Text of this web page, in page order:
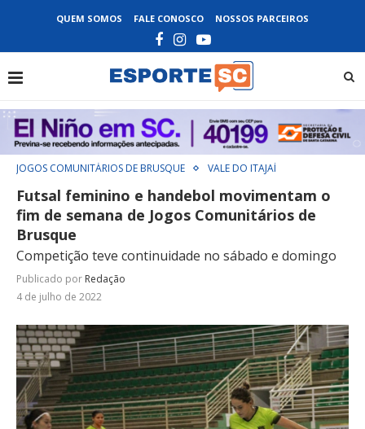
QUEM SOMOS FALE CONOSCO NOSSOS PARCEIROS
JOGOS COMUNITÁRIOS DE BRUSQUE VALE DO ITAJAÍ
Futsal feminino e handebol movimentam o
fim de semana de Jogos Comunitários de
Brusque
Competição teve continuidade no sábado e domingo
Publicado por Redação
4 de julho de 2022